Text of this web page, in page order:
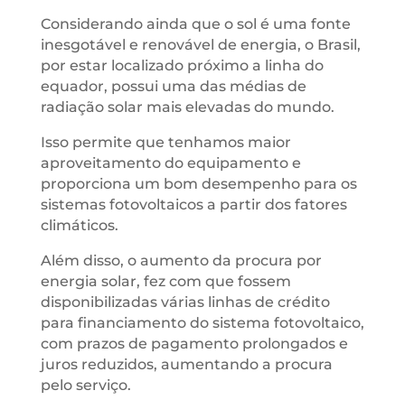
Considerando ainda que o sol é uma fonte
inesgotável e renovável de energia, o Brasil,
por estar localizado próximo a linha do
equador, possui uma das médias de
radiação solar mais elevadas do mundo.
Isso permite que tenhamos maior
aproveitamento do equipamento e
proporciona um bom desempenho para os
sistemas fotovoltaicos a partir dos fatores
climáticos.
Além disso, o aumento da procura por
energia solar, fez com que fossem
disponibilizadas várias linhas de crédito
para financiamento do sistema fotovoltaico,
com prazos de pagamento prolongados e
juros reduzidos, aumentando a procura
pelo serviço.